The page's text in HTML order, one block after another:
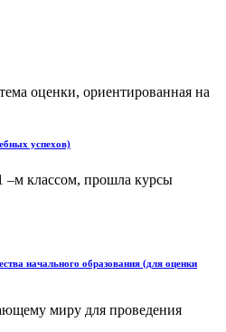
оценки, ориентированная на
успехов)
–м классом, прошла курсы
начального образования (для оценки
миру для проведения